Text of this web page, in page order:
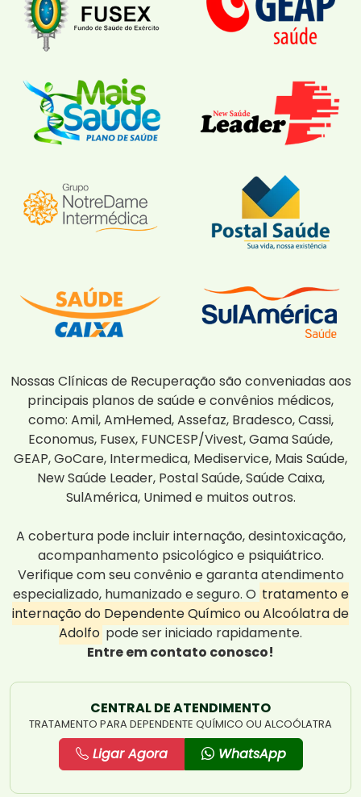
Nossas Clínicas de Recuperação são conveniadas aos
principais planos de saúde e convênios médicos,
como: Amil, AmHemed, Assefaz, Bradesco, Cassi,
Economus, Fusex, FUNCESP/Vivest, Gama Saúde,
GEAP, GoCare, Intermedica, Mediservice, Mais Saúde,
New Saúde Leader, Postal Saúde, Saúde Caixa,
SulAmérica, Unimed e muitos outros.
A cobertura pode incluir internação, desintoxicação,
acompanhamento psicológico e psiquiátrico.
Verifique com seu convênio e garanta atendimento
especializado, humanizado e seguro. O tratamento e
internação do Dependente Químico ou Alcoólatra de
Adolfo pode ser iniciado rapidamente.
Entre em contato conosco!
CENTRAL DE ATENDIMENTO
TRATAMENTO PARA DEPENDENTE QUÍMICO OU ALCOÓLATRA
Ligar Agora WhatsApp